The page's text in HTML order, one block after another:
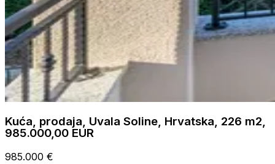
Kuća, prodaja, Uvala Soline, Hrvatska, 226 m2,
985.000,00 EUR
985.000 €